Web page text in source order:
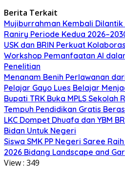
Berita Terkait
Mujiburrahman Kembali
Raniry Periode Kedua
USK dan BRIN Perkuat
Workshop Pemanfaatan AI
Penelitian
Menanam Benih Perlawanan
Pelajar Gayo Lues Belajar
Bupati TRK Buka MPLS Sekolah
Tempuh Pendidikan Gratis
LKC Dompet Dhuafa dan YBM
Bidan Untuk Negeri
Siswa SMK PP Negeri Saree
2026 Bidang Landscape and
View : 349